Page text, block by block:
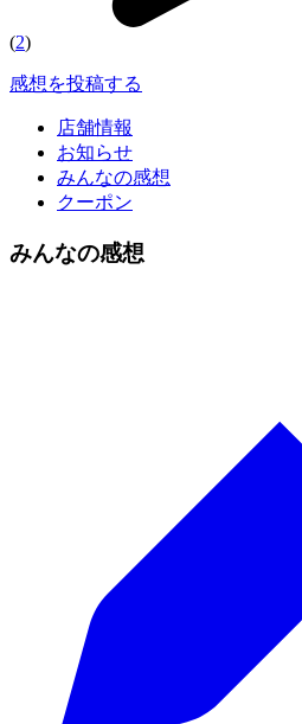
(2)
感想を投稿する
店舗情報
お知らせ
みんなの感想
クーポン
みんなの感想